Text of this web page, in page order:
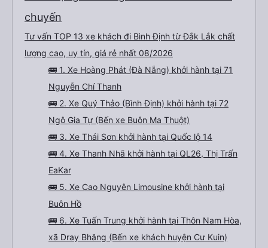
chuyến
Tư vấn TOP 13 xe khách đi Bình Định từ Đắk Lắk chất
lượng cao, uy tín, giá rẻ nhất 08/2026
🚌 1. Xe Hoàng Phát (Đà Nẵng) khởi hành tại 71
Nguyễn Chí Thanh
🚌 2. Xe Quý Thảo (Bình Định) khởi hành tại 72
Ngô Gia Tự (Bến xe Buôn Ma Thuột)
🚌 3. Xe Thái Sơn khởi hành tại Quốc lộ 14
🚌 4. Xe Thanh Nhã khởi hành tại QL26, Thị Trấn
EaKar
🚌 5. Xe Cao Nguyên Limousine khởi hành tại
Buôn Hồ
🚌 6. Xe Tuấn Trung khởi hành tại Thôn Nam Hòa,
xã Dray Bhăng (Bến xe khách huyện Cư Kuin)